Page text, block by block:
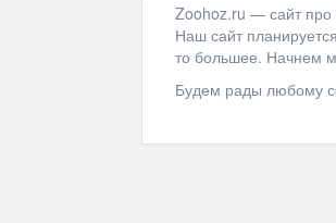
Zoohoz.ru — сайт про
Наш сайт
то большее. Начнем
Будем рады любому